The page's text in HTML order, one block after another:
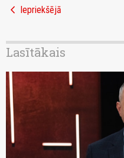
chevron_left Iepriekšējā
Lasītākais